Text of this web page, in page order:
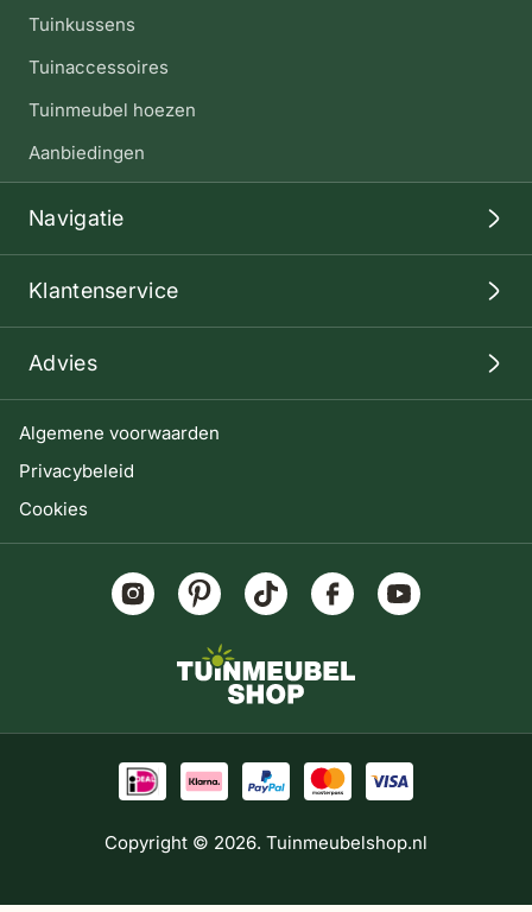
Algemene voorwaarden
Privacybeleid
Cookies
Tuinkussens
Tuinaccessoires
Tuinmeubel hoezen
Aanbiedingen
Navigatie
Klantenservice
Advies
Copyright © 2026. Tuinmeubelshop.nl